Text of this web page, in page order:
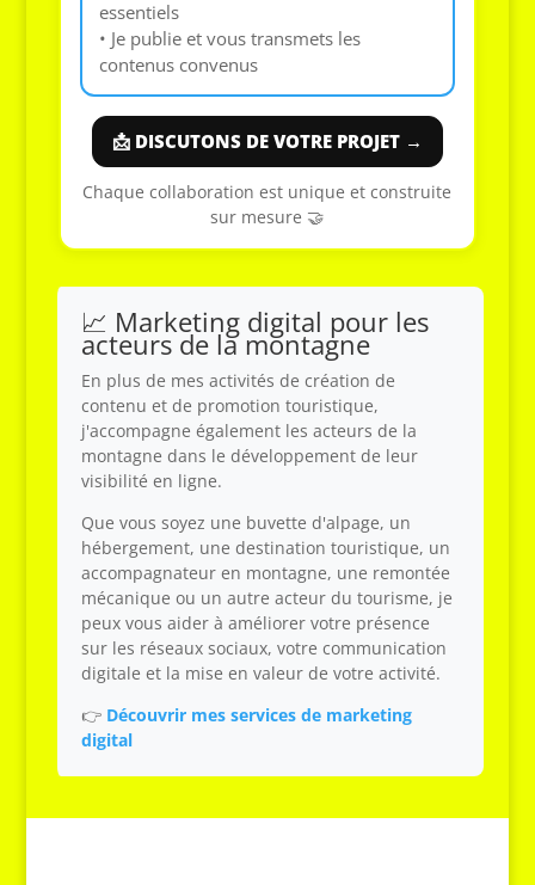
essentiels
• Je publie et vous transmets les
contenus convenus
📩 DISCUTONS DE VOTRE PROJET →
Chaque collaboration est unique et construite
sur mesure 🤝
📈 Marketing digital pour les
acteurs de la montagne
En plus de mes activités de création de
contenu et de promotion touristique,
j'accompagne également les acteurs de la
montagne dans le développement de leur
visibilité en ligne.
Que vous soyez une buvette d'alpage, un
hébergement, une destination touristique, un
accompagnateur en montagne, une remontée
mécanique ou un autre acteur du tourisme, je
peux vous aider à améliorer votre présence
sur les réseaux sociaux, votre communication
digitale et la mise en valeur de votre activité.
👉 Découvrir mes services de marketing
digital